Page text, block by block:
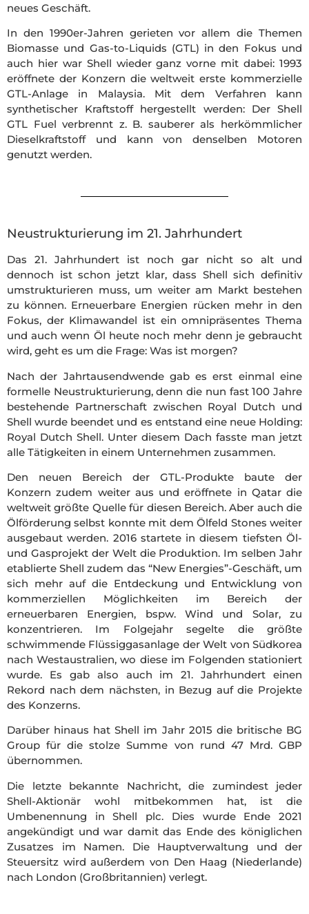
neues Geschäft.
In den 1990er-Jahren gerieten vor allem die Themen
Biomasse und Gas-to-Liquids (GTL) in den Fokus und
auch hier war Shell wieder ganz vorne mit dabei: 1993
eröffnete der Konzern die weltweit erste kommerzielle
GTL-Anlage in Malaysia. Mit dem Verfahren kann
synthetischer Kraftstoff hergestellt werden: Der Shell
GTL Fuel verbrennt z. B. sauberer als herkömmlicher
Dieselkraftstoff und kann von denselben Motoren
genutzt werden.
Neustrukturierung im 21. Jahrhundert
Das 21. Jahrhundert ist noch gar nicht so alt und
dennoch ist schon jetzt klar, dass Shell sich definitiv
umstrukturieren muss, um weiter am Markt bestehen
zu können. Erneuerbare Energien rücken mehr in den
Fokus, der Klimawandel ist ein omnipräsentes Thema
und auch wenn Öl heute noch mehr denn je gebraucht
wird, geht es um die Frage: Was ist morgen?
Nach der Jahrtausendwende gab es erst einmal eine
formelle Neustrukturierung, denn die nun fast 100 Jahre
bestehende Partnerschaft zwischen Royal Dutch und
Shell wurde beendet und es entstand eine neue Holding:
Royal Dutch Shell. Unter diesem Dach fasste man jetzt
alle Tätigkeiten in einem Unternehmen zusammen.
Den neuen Bereich der GTL-Produkte baute der
Konzern zudem weiter aus und eröffnete in Qatar die
weltweit größte Quelle für diesen Bereich. Aber auch die
Ölförderung selbst konnte mit dem Ölfeld Stones weiter
ausgebaut werden. 2016 startete in diesem tiefsten Öl-
und Gasprojekt der Welt die Produktion. Im selben Jahr
etablierte Shell zudem das “New Energies”-Geschäft, um
sich mehr auf die Entdeckung und Entwicklung von
kommerziellen Möglichkeiten im Bereich der
erneuerbaren Energien, bspw. Wind und Solar, zu
konzentrieren. Im Folgejahr segelte die größte
schwimmende Flüssiggasanlage der Welt von Südkorea
nach Westaustralien, wo diese im Folgenden stationiert
wurde. Es gab also auch im 21. Jahrhundert einen
Rekord nach dem nächsten, in Bezug auf die Projekte
des Konzerns.
Darüber hinaus hat Shell im Jahr 2015 die britische BG
Group für die stolze Summe von rund 47 Mrd. GBP
übernommen.
Die letzte bekannte Nachricht, die zumindest jeder
Shell-Aktionär wohl mitbekommen hat, ist die
Umbenennung in Shell plc. Dies wurde Ende 2021
angekündigt und war damit das Ende des königlichen
Zusatzes im Namen. Die Hauptverwaltung und der
Steuersitz wird außerdem von Den Haag (Niederlande)
nach London (Großbritannien) verlegt.